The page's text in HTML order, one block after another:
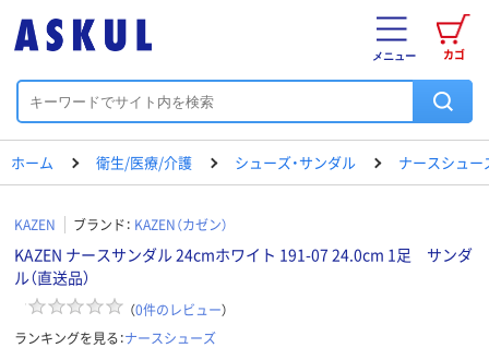
カゴ
メニュー
ホーム 衛生/医療/介護 シューズ・サンダル ナースシュー
KAZEN ブランド： KAZEN（カゼン）
KAZEN ナースサンダル 24cmホワイト 191-07 24.0cm 1足 サンダ
ル（直送品）
（0件のレビュー）
ランキングを見る：ナースシューズ